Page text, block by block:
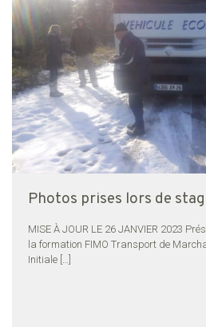
Photos prises lors de
MISE À JOUR LE 26 JANVIER 2023
la formation FIMO Transport de
Initiale